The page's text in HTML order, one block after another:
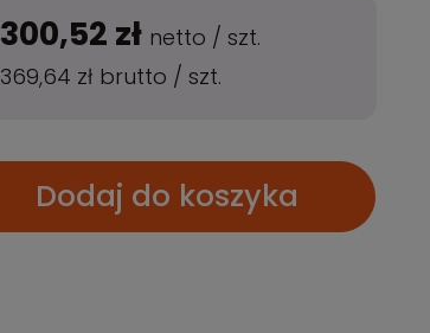
300,52 zł netto /szt.
369,64 zł brutto /szt.
Dodaj do koszyka